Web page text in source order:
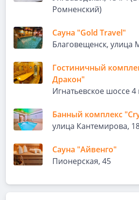
Ромненский)
Сауна "Gold Travel"
Благовещенск, улица
Гостиничный
Дракон"
Игнатьевское шоссе 4
Банный комплекс
улица Кантемирова,
Сауна "Айвенго"
Пионерская, 45